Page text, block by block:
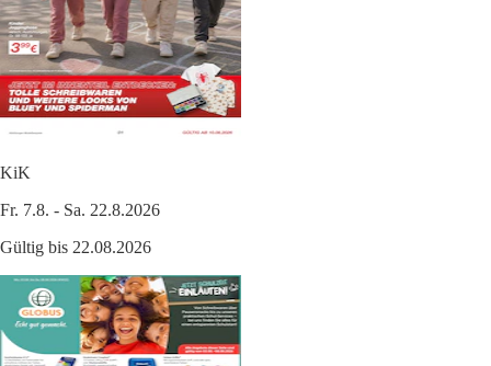
KiK
Fr. 7.8. - Sa. 22.8.2026
Gültig bis 22.08.2026